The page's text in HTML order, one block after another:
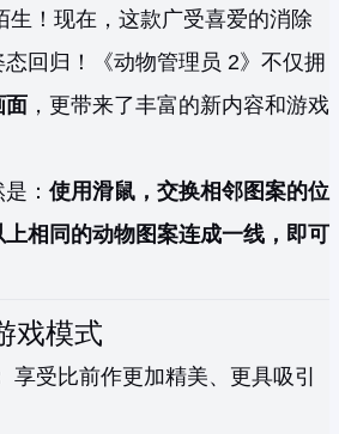
生！现在，这款广受喜爱的消除
回归！《动物管理员 2》不仅拥
面 ，更带来了丰富的新内容和游戏
： 使用滑鼠，交换相邻图案的位
相同的动物图案连成一线，即可
戏模式
享受比前作更加精美、更具吸引